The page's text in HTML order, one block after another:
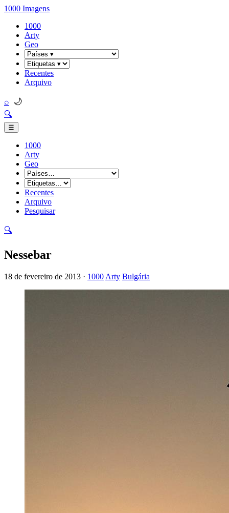
1000 Imagens
1000
Arty
Geo
Recentes
Arquivo
⌕ 🌙
🔍
☰
1000
Arty
Geo
Recentes
Arquivo
Pesquisar
🔍
Nessebar
18 de fevereiro de 2013 · 1000 Arty Bulgária